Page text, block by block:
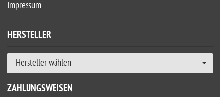
Impressum
HERSTELLER
Hersteller wählen
ZAHLUNGSWEISEN